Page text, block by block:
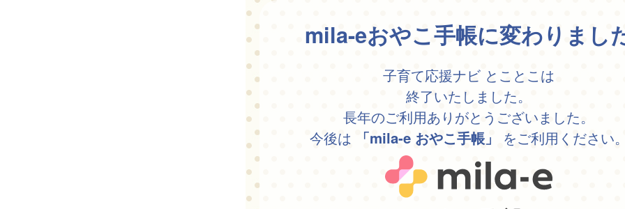
mila-eおやこ手帳に変わりまし
子育て応援ナビ とことこは
終了いたしました。
長年のご利用ありがとうございました。
今後は
「mila-e おやこ手帳」 をご利用ください